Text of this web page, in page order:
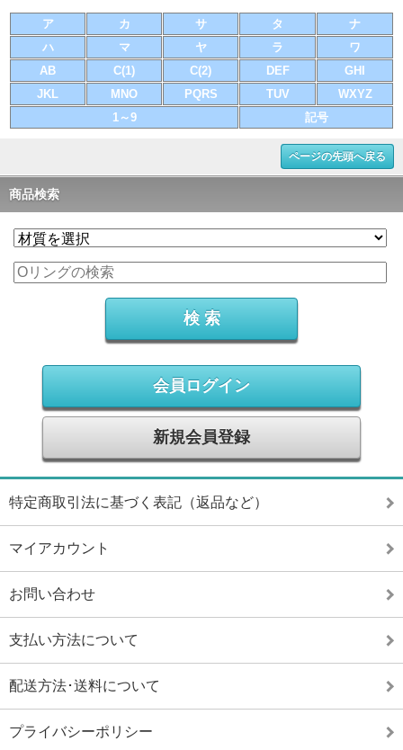
ア カ サ タ
ナ
ハ
マ ヤ ラ
ワ
AB
C(1) C(2) DEF
GHI
JKL
MNO PQRS TUV
WXYZ
1～9
記号
ページの先頭へ戻る
商品検索
会員ログイン
新規会員登録
特定商取引法に基づく表記（返品など）
マイアカウント
お問い合わせ
支払い方法について
配送方法･送料について
プライバシーポリシー